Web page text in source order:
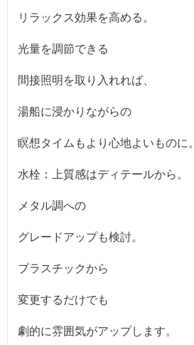
リラックス効果を高める。
光量を調節できる
間接照明を取り入れれば、
湯船に浸かりながらの
瞑想タイムもより心地よいものに。
水栓：上質感はディテールから。
メタル調への
グレードアップも検討。
プラスチックから
変更するだけでも
劇的に雰囲気がアップします。